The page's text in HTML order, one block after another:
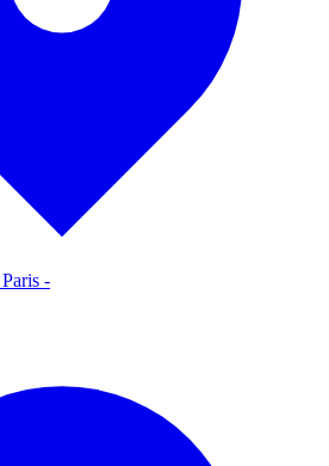
Paris -